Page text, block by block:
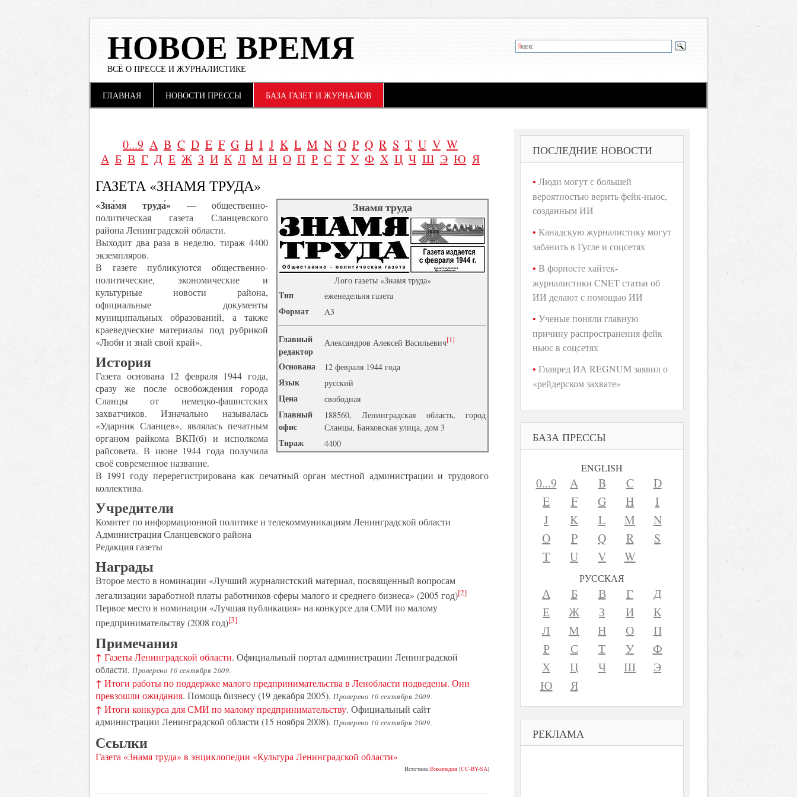
НОВОЕ ВРЕМЯ
ВСЁ О ПРЕССЕ И ЖУРНАЛИСТИКЕ
Main menu
ГЛАВНАЯ НОВОСТИ ПРЕССЫ БАЗА ГАЗЕТ И ЖУРНАЛОВ
0...9 A B C D E F G H I J K L M N O P Q R S T U V W
А Б В Г Д Е Ж З И К Л М Н О П Р С Т У Ф Х Ц Ч Ш Э Ю Я
ГАЗЕТА «ЗНАМЯ ТРУДА»
Знамя труда
Лого газеты «Знамя труда»
Tип еженедельня газета
Формат A3
Главный
редактор
Александров Алексей Васильевич[1]
Основана 12 февраля 1944 года
Язык русский
Цена свободная
Главный
офис
188560, Ленинградская область, город
Сланцы, Банковская улица, дом 3
Тираж 4400
«Зна́мя труда́»— общественно-
политическая газета Сланцевского
района Ленинградской области.
Выходит два раза в неделю, тираж 4400
экземпляров.
В газете публикуются общественно-
политические, экономические и
культурные новости района,
официальные документы
муниципальных образований, а также
краеведческие материалы под рубрикой
«Люби и знай свой край».
История
Газета основана 12 февраля 1944 года,
сразу же после освобождения города
Сланцы от немецко-фашистских
захватчиков. Изначально называлась
«Ударник Сланцев», являлась печатным
органом райкома ВКП(б) и исполкома
райсовета. В июне 1944 года получила
своё современное название.
В 1991 году перерегистрирована как печатный орган местной администрации и трудового
коллектива.
Учредители
Комитет по информационной политике и телекоммуникациям Ленинградской области
Администрация Сланцевского района
Редакция газеты
Награды
Второе место в номинации «Лучший журналистский материал, посвященный вопросам
легализации заработной платы работников сферы малого и среднего бизнеса» (2005 год)[2]
Первое место в номинации «Лучшая публикация» на конкурсе для СМИ по малому
предпринимательству (2008 год)[3]
Примечания
↑ Газеты Ленинградской области. Официальный портал администрации Ленинградской
области. Проверено 10 сентября 2009.
↑ Итоги работы по поддержке малого предпринимательства в Ленобласти подведены. Они
превзошли ожидания. Помощь бизнесу (19 декабря 2005). Проверено 10 сентября 2009.
↑ Итоги конкурса для СМИ по малому предпринимательству. Официальный сайт
администрации Ленинградской области (15 ноября 2008). Проверено 10 сентября 2009.
Ссылки
Газета «Знамя труда» в энциклопедии «Культура Ленинградской области»
Источник:Википедия[CC-BY-SA]
ПОСЛЕДНИЕ НОВОСТИ
Люди могут с большей
вероятностью верить фейк-ньюс,
созданным ИИ
Канадскую журналистику могут
забанить в Гугле и соцсетях
В форпосте хайтек-
журналистики CNET статьи об
ИИ делают с помощью ИИ
Ученые поняли главную
причину распространения фейк
ньюс в соцсетях
Главред ИА REGNUM заявил о
«рейдерском захвате»
БАЗА ПРЕССЫ
ENGLISH
0...9 A B C
D
E
F G H
I
J
K L M
N
O
P Q R
S
T
U V W
РУССКАЯ
А Б В Г
Д
Е
Ж З И
К
Л
М Н О
П
Р
С Т У
Ф
Х
Ц Ч Ш
Э
Ю
Я
РЕКЛАМА